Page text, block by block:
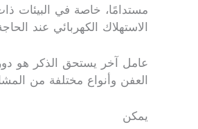
مستدامًا، خاصة في البيئات
الاستهلاك الكهربائي عند
عامل آخر يستحق الذكر هو
العفن وأنواع مختلفة من
يمكن